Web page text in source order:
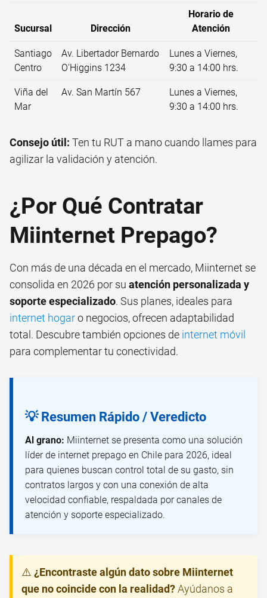
Sucursal Dirección
Horario de
Atención
Santiago
Centro
Av. Libertador Bernardo
O'Higgins 1234
Lunes a Viernes,
9:30 a 14:00 hrs.
Viña del
Mar
Av. San Martín 567
Lunes a Viernes,
9:30 a 14:00 hrs.
Consejo útil: Ten tu RUT a mano cuando llames para
agilizar la validación y atención.
¿Por Qué Contratar
Miinternet Prepago?
Con más de una década en el mercado, Miinternet se
consolida en 2026 por su atención personalizada y
soporte especializado. Sus planes, ideales para
internet hogaro negocios, ofrecen adaptabilidad
total. Descubre también opciones de internet móvil
para complementar tu conectividad.
💡 Resumen Rápido / Veredicto
Al grano: Miinternet se presenta como una solución
líder de internet prepago en Chile para 2026, ideal
para quienes buscan control total de su gasto, sin
contratos largos y con una conexión de alta
velocidad confiable, respaldada por canales de
atención y soporte especializado.
⚠️ ¿Encontraste algún dato sobre Miinternet
que no coincide con la realidad?Ayúdanos a